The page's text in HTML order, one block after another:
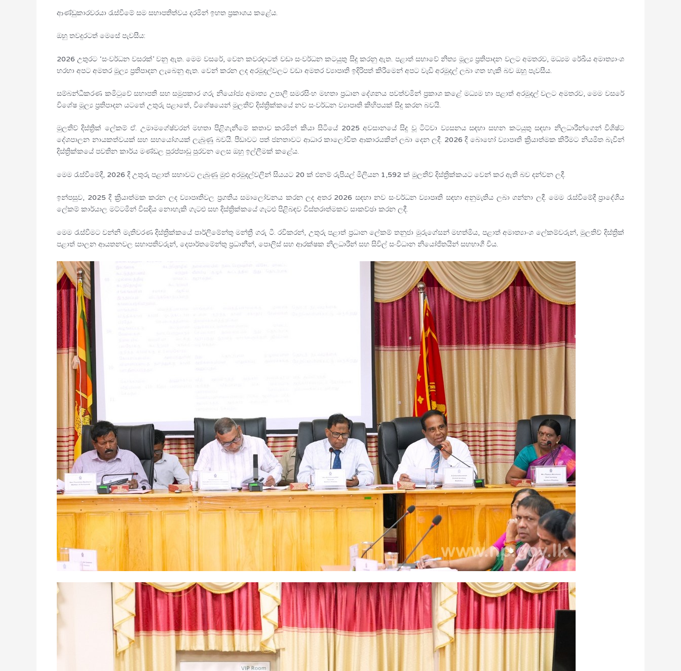
ආණ්ඩුකාරවරයා රැස්වීමේ සම සභාපතිත්වය දරමින් ඉහත ප්‍රකාශය කළේය.
ඔහු තවදුරටත් මෙසේ පැවසීය:
2026 උතුරට ‘සංවර්ධන වසරක්’ වනු ඇත. මෙම වසරේ, වෙන කවරදාටත් වඩා සංවර්ධන කටයුතු සිදු කරනු ඇත. පළාත් සභාවේ නිත්‍ය මූල්‍ය ප්‍රතිපාදන වලට අමතරව, මධ්‍යම රේඛීය අමාත්‍යාංශ
හරහා අපට අමතර මූල්‍ය ප්‍රතිපාදන ලැබෙනු ඇත. වෙන් කරන ලද අරමුදල්වලට වඩා අමතර ව්‍යාපෘති ඉදිරිපත් කිරීමෙන් අපට වැඩි අරමුදල් ලබා ගත හැකි බව ඔහු පැවසීය.
සම්බන්ධීකරණ කමිටුවේ සභාපති සහ සමුපකාර ගරු නියෝජ්‍ය අමාත්‍ය උපාලි සමරසිංහ මහතා ප්‍රධාන දේශනය පවත්වමින් ප්‍රකාශ කළේ මධ්‍යම හා පළාත් අරමුදල් වලට අමතරව, මෙම වසරේ
විශේෂ මූල්‍ය ප්‍රතිපාදන යටතේ උතුරු පළාතේ, විශේෂයෙන් මුලතිව් දිස්ත්‍රික්කයේ නව සංවර්ධන ව්‍යාපෘති කිහිපයක් සිදු කරන බවයි.
මුලතිව් දිස්ත්‍රික් ලේකම් ඒ. උමාමගේෂ්වරන් මහතා පිළිගැනීමේ කතාව කරමින් කියා සිටියේ 2025 අවසානයේ සිදු වූ ටිට්වා ව්‍යසනය සඳහා සහන කටයුතු සඳහා නිලධාරීන්ගෙන් විශිෂ්ට
දේශපාලන නායකත්වයක් සහ සහයෝගයක් ලැබුණු බවයි. පීඩාවට පත් ජනතාවට ආධාර කාලෝචිත ආකාරයකින් ලබා දෙන ලදී. 2026 දී බොහෝ ව්‍යාපෘති ක්‍රියාත්මක කිරීමට නියමිත බැවින්
දිස්ත්‍රික්කයේ පවතින කාර්ය මණ්ඩල පුරප්පාඩු පුරවන ලෙස ඔහු ඉල්ලීමක් කළේය.
මෙම රැස්වීමේදී, 2026 දී උතුරු පළාත් සභාවට ලැබුණු මුළු අරමුදල්වලින් සියයට 20 ක් එනම් රුපියල් මිලියන 1,592 ක් මුලතිව් දිස්ත්‍රික්කයට වෙන් කර ඇති බව දන්වන ලදී.
ඉන්පසුව, 2025 දී ක්‍රියාත්මක කරන ලද ව්‍යාපෘතිවල ප්‍රගතිය සමාලෝචනය කරන ලද අතර 2026 සඳහා නව සංවර්ධන ව්‍යාපෘති සඳහා අනුමැතිය ලබා ගන්නා ලදී. මෙම රැස්වීමේදී ප්‍රාදේශීය
ලේකම් කාර්යාල මට්ටමින් විසඳිය නොහැකි ගැටළු සහ දිස්ත්‍රික්කයේ ගැටළු පිළිබඳව විස්තරාත්මකව සාකච්ඡා කරන ලදී.
මෙම රැස්වීමට වන්නි මැතිවරණ දිස්ත්‍රික්කයේ පාර්ලිමේන්තු මන්ත්‍රී ගරු ටී. රවිකරන්, උතුරු පළාත් ප්‍රධාන ලේකම් තනුජා මුරුගේසන් මහත්මිය, පළාත් අමාත්‍යාංශ ලේකම්වරුන්, මුලතිව් දිස්ත්‍රික්
පළාත් පාලන ආයතනවල සභාපතිවරුන්, දෙපාර්තමේන්තු ප්‍රධානීන්, පොලිස් සහ ආරක්ෂක නිලධාරීන් සහ සිවිල් සංවිධාන නියෝජිතයින් සහභාගී විය.